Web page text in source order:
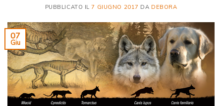
PUBBLICATO IL7 GIUGNO 2017 DA DEBORA
07
Giu